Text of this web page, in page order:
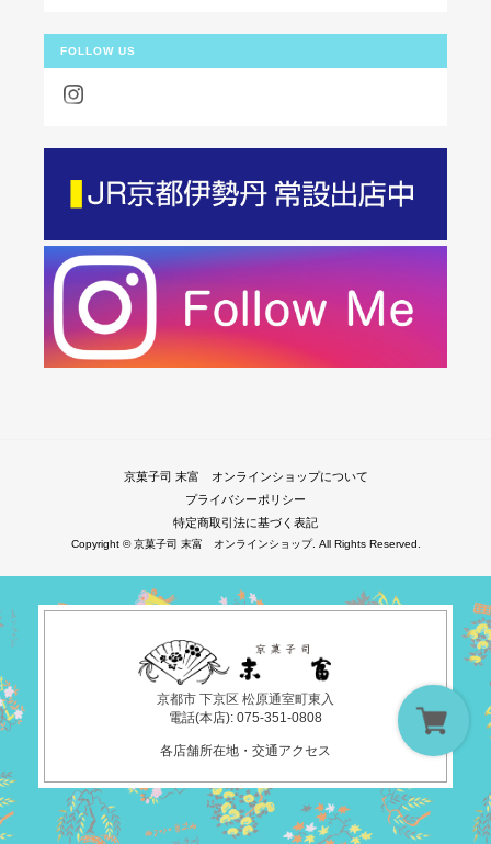
FOLLOW US
京菓子司 末富 オンラインショップについて
プライバシーポリシー
特定商取引法に基づく表記
Copyright © 京菓子司 末富 オンラインショップ. All Rights Reserved.
京都市 下京区 松原通室町東入
電話(本店): 075-351-0808
各店舗所在地・交通アクセス